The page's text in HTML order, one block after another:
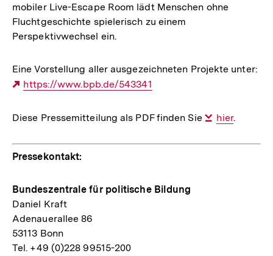
mobiler Live-Escape Room lädt Menschen ohne
Fluchtgeschichte spielerisch zu einem
Perspektivwechsel ein.
Eine Vorstellung aller ausgezeichneten Projekte unter:
Externer
https://www.bpb.de/543341
Diese Pressemitteilung als PDF finden Sie
Interner
hier.
Pressekontakt:
Bundeszentrale für politische Bildung
Daniel Kraft
Adenauerallee 86
53113 Bonn
Tel. +49 (0)228 99515-200